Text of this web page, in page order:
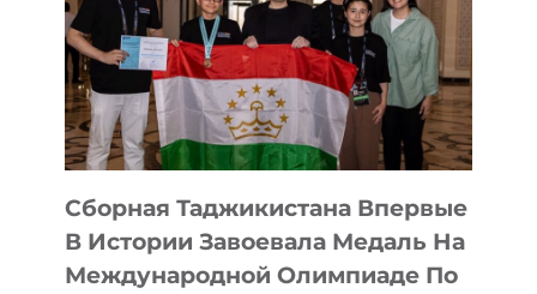
АРТ-
ФИЛЬМ
TENGRIDA:
CYBER
STEPPE
Сборная Таджикистана Впервые
В Истории Завоевала Медаль На
Международной Олимпиаде По